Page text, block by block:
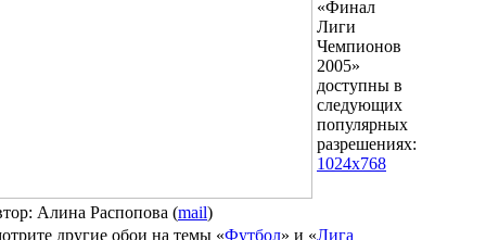
«Финал
Лиги
Чемпионов
2005»
доступны в
следующих
популярных
разрешениях:
1024x768
Алина Распопова (mail)
другие обои на темы «Футбол» и «Лига